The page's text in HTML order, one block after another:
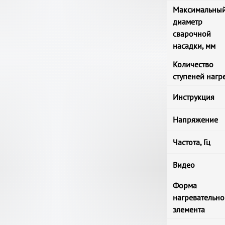
диаметр
сварочной
насадки, мм
Количество
ступеней
Инструкция
Напряжение
Частота, Гц
Видео
Форма
элемента